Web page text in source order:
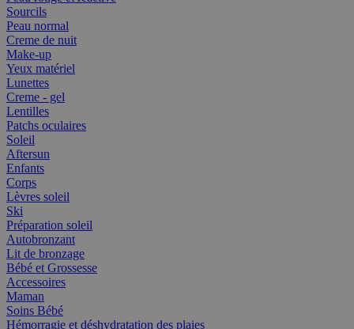
Sourcils
Peau normal
Creme de nuit
Make-up
Yeux matériel
Lunettes
Creme - gel
Lentilles
Patchs oculaires
Soleil
Aftersun
Enfants
Corps
Lèvres soleil
Ski
Préparation soleil
Autobronzant
Lit de bronzage
Bébé et Grossesse
Accessoires
Maman
Soins Bébé
Hémorragie et déshydratation des plaies